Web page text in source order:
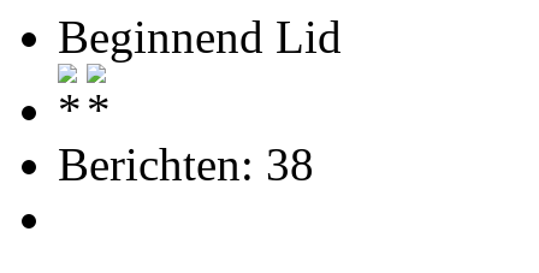
Beginnend Lid
Berichten: 38